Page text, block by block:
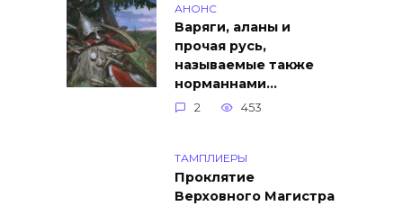
АНОНС
Варяги, аланы и
прочая русь,
называемые также
норманнами…
2 453
ТАМПЛИЕРЫ
Проклятие
Верховного Магистра